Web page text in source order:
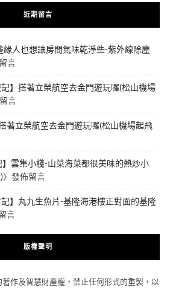
近期留言
緣人也想讓房間氣味乾淨些-紫外線除塵
言
記】搭著立榮航空去金門遊玩囉(松山機場
言
著立榮航空去金門遊玩囉(松山機場起飛
】雲集小棧-山菜海菜都很美味的熱炒小
〉發佈留言
記】丸九生魚片-基隆海港樓正對面的基隆
言
版權聲明
作及智慧財產權，禁止任何形式的重製，以